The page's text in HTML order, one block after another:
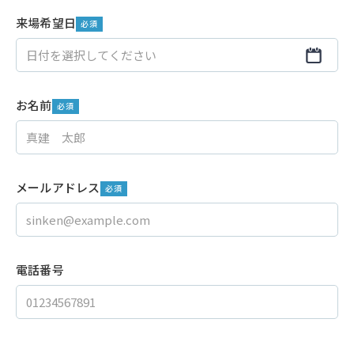
来場希望日 必須
お名前 必須
メールアドレス 必須
電話番号